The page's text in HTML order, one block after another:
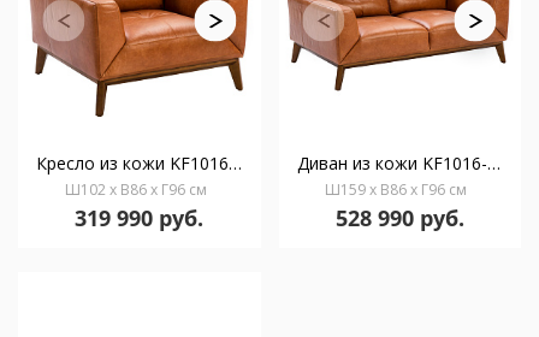
Кресло из кожи KF1016-1P /5036 светло-коричневое
Ш102 x В86 x Г96 см
319 990 руб.
Диван из кожи KF1016-2P /6046 светло-коричневый
Ш159 x В86 x Г96 см
528 990 руб.